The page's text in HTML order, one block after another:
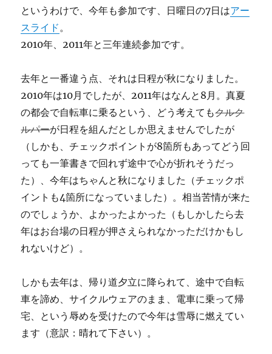
というわけで、今年も参加です、日曜日の7日はアー
スライド 。
2010年、2011年と三年連続参加です。
去年と一番違う点、それは日程が秋になりました。
2010年は10月でしたが、2011年はなんと8月。真夏
の都会で自転車に乗るという、どう考えてもクルク
ルパーが日程を組んだとしか思えませんでしたが
（しかも、チェックポイントが8箇所もあってどう回
っても一筆書きで回れず途中で心が折れそうだっ
た）、今年はちゃんと秋になりました（チェックポ
イントも4箇所になっていました）。相当苦情が来た
のでしょうか、よかったよかった（もしかしたら去
年はお台場の日程が押さえられなかっただけかもし
れないけど）。
しかも去年は、帰り道夕立に降られて、途中で自転
車を諦め、サイクルウェアのまま、電車に乗って帰
宅、という辱めを受けたので今年は雪辱に燃えてい
ます（意訳：晴れて下さい）。